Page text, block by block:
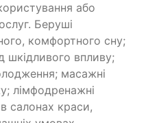
або
Беруші
комфортного сну;
шкідливого впливу;
масажні
лімфодренажні
салонах краси,